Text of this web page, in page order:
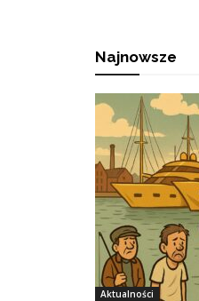
Najnowsze
Aktualności